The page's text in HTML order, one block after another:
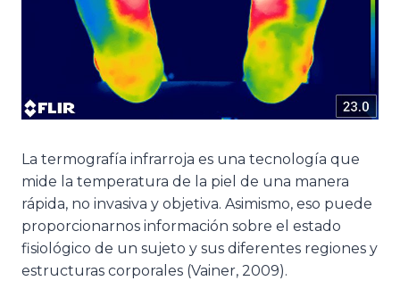
La termografía infrarroja es una tecnología que
mide la temperatura de la piel de una manera
rápida, no invasiva y objetiva. Asimismo, eso puede
proporcionarnos información sobre el estado
fisiológico de un sujeto y sus diferentes regiones y
estructuras corporales (Vainer, 2009).